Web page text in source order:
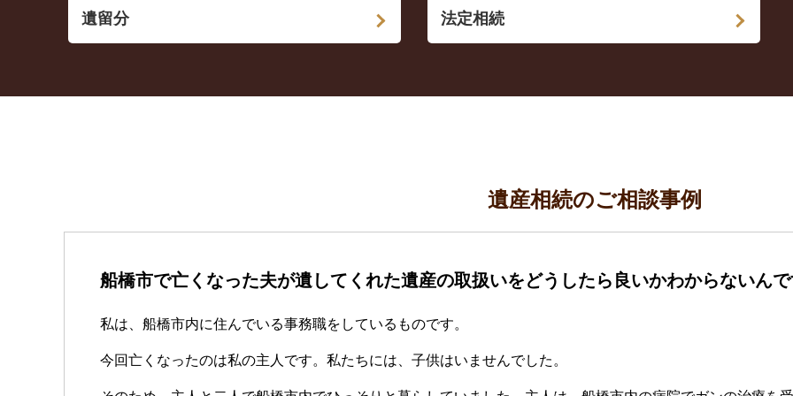
遺留分 法定相続
遺産相続のご相談事例
船橋市で亡くなった夫が遺してくれた遺産の取扱いをどうしたら良いかわからないん
私は、船橋市内に住んでいる事務職をしているものです。
今回亡くなったのは私の主人です。私たちには、子供はいませんでした。